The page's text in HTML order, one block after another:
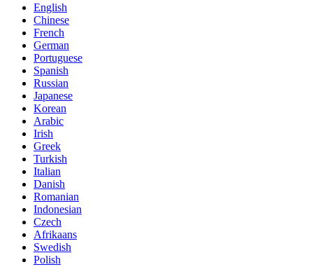
English
Chinese
French
German
Portuguese
Spanish
Russian
Japanese
Korean
Arabic
Irish
Greek
Turkish
Italian
Danish
Romanian
Indonesian
Czech
Afrikaans
Swedish
Polish